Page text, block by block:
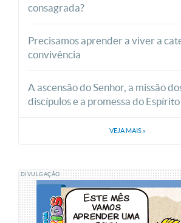
consagrada?
Precisamos aprender a viver a
convivência
A ascensão do Senhor, a missão
discípulos e a promessa do Espírito
VEJA MAIS »
DIVULGAÇÃO